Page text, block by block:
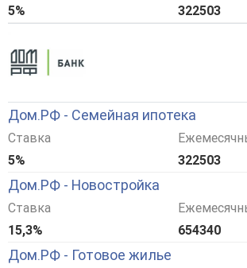
5%
322503
Дом.РФ - Семейная ипотека
Ставка
5%
322503
Дом.РФ - Новостройка
Ставка
15,3%
654340
Дом.РФ - Готовое жилье